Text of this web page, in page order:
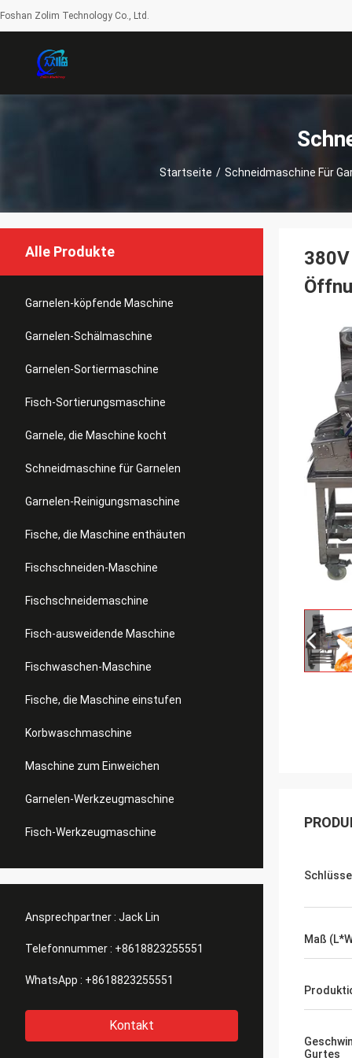
Foshan Zolim Technology Co., Ltd.
Startseite / Schneidmaschine Für
Alle Produkte
Garnelen-köpfende Maschine
Garnelen-Schälmaschine
Garnelen-Sortiermaschine
Fisch-Sortierungsmaschine
Garnele, die Maschine kocht
Schneidmaschine für Garnelen
Garnelen-Reinigungsmaschine
Fische, die Maschine enthäuten
Fischschneiden-Maschine
Fischschneidemaschine
Fisch-ausweidende Maschine
Fischwaschen-Maschine
Fische, die Maschine einstufen
Korbwaschmaschine
Maschine zum Einweichen
Garnelen-Werkzeugmaschine
Fisch-Werkzeugmaschine
Ansprechpartner : Jack Lin
Telefonnummer : +8618823255551
WhatsApp : +8618823255551
Kontakt
Maß
Gurtes